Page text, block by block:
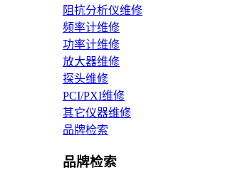
阻抗分析仪维修
频率计维修
功率计维修
放大器维修
探头维修
PCI/PXI维修
其它仪器维修
品牌检索
品牌检索